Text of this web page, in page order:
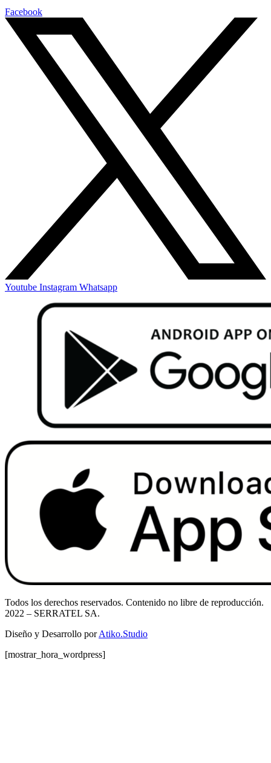
Facebook
Youtube Instagram Whatsapp
Todos los derechos reservados. Contenido no libre de reproducción.
2022 – SERRATEL SA.
Diseño y Desarrollo porAtiko.Studio
[mostrar_hora_wordpress]